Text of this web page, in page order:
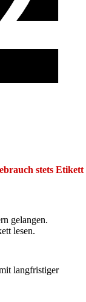
stets Etikett
gelangen.
lesen.
langfristiger